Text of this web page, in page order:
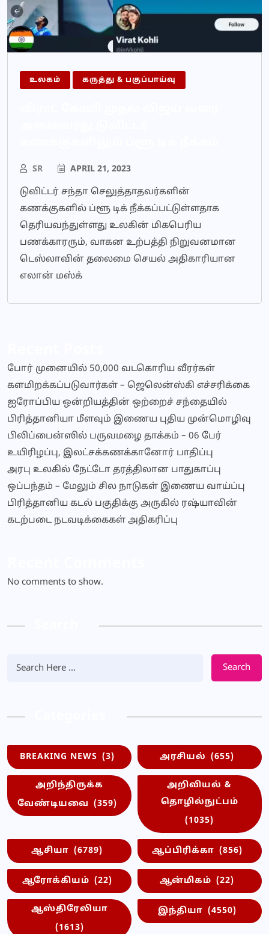
உலகம் கருத்து & பகுப்பாய்வு
SR APRIL 21, 2023
டுவிட்டர் சந்தா செலுத்தாதவர்களின்
கணக்குகளில் ப்ளூ டிக் நீக்கப்பட்டுள்ளதாக
தெரியவந்துள்ளது உலகின் மிகபெரிய
பணக்காரரும், வாகன உற்பத்தி நிறுவனமான
டெஸ்லாவின் தலைமை செயல் அதிகாரியான
எலான் மஸ்க்
போர் முனையில் 50,000 வடகொரிய வீரர்கள்
களமிறக்கப்படுவார்கள் – ஜெலென்ஸ்கி எச்சரிக்கை
ஐரோப்பிய ஒன்றியத்தின் ஒற்றைச் சந்தையில்
பிரித்தானியா மீளவும் இணைய புதிய முன்மொழிவு
பிலிப்பைன்ஸில் பருவமழை தாக்கம் – 06 பேர்
உயிரிழப்பு, இலட்சக்கணக்கானோர் பாதிப்பு
அரபு உலகில் நேட்டோ தரத்திலான பாதுகாப்பு
ஒப்பந்தம் – மேலும் சில நாடுகள் இணைய வாய்ப்பு
பிரித்தானிய கடல் பகுதிக்கு அருகில் ரஷ்யாவின்
கடற்படை நடவடிக்கைகள் அதிகரிப்பு
No comments to show.
Search
BREAKING NEWS (3) அரசியல் (655)
அறிந்திருக்க
வேண்டியவை (359)
அறிவியல் &
தொழில்நுட்பம்
(1035)
ஆசியா (6789) ஆப்பிரிக்கா (856)
ஆரோக்கியம் (22) ஆன்மிகம் (22)
ஆஸ்திரேலியா
(1613)
இந்தியா (4550)